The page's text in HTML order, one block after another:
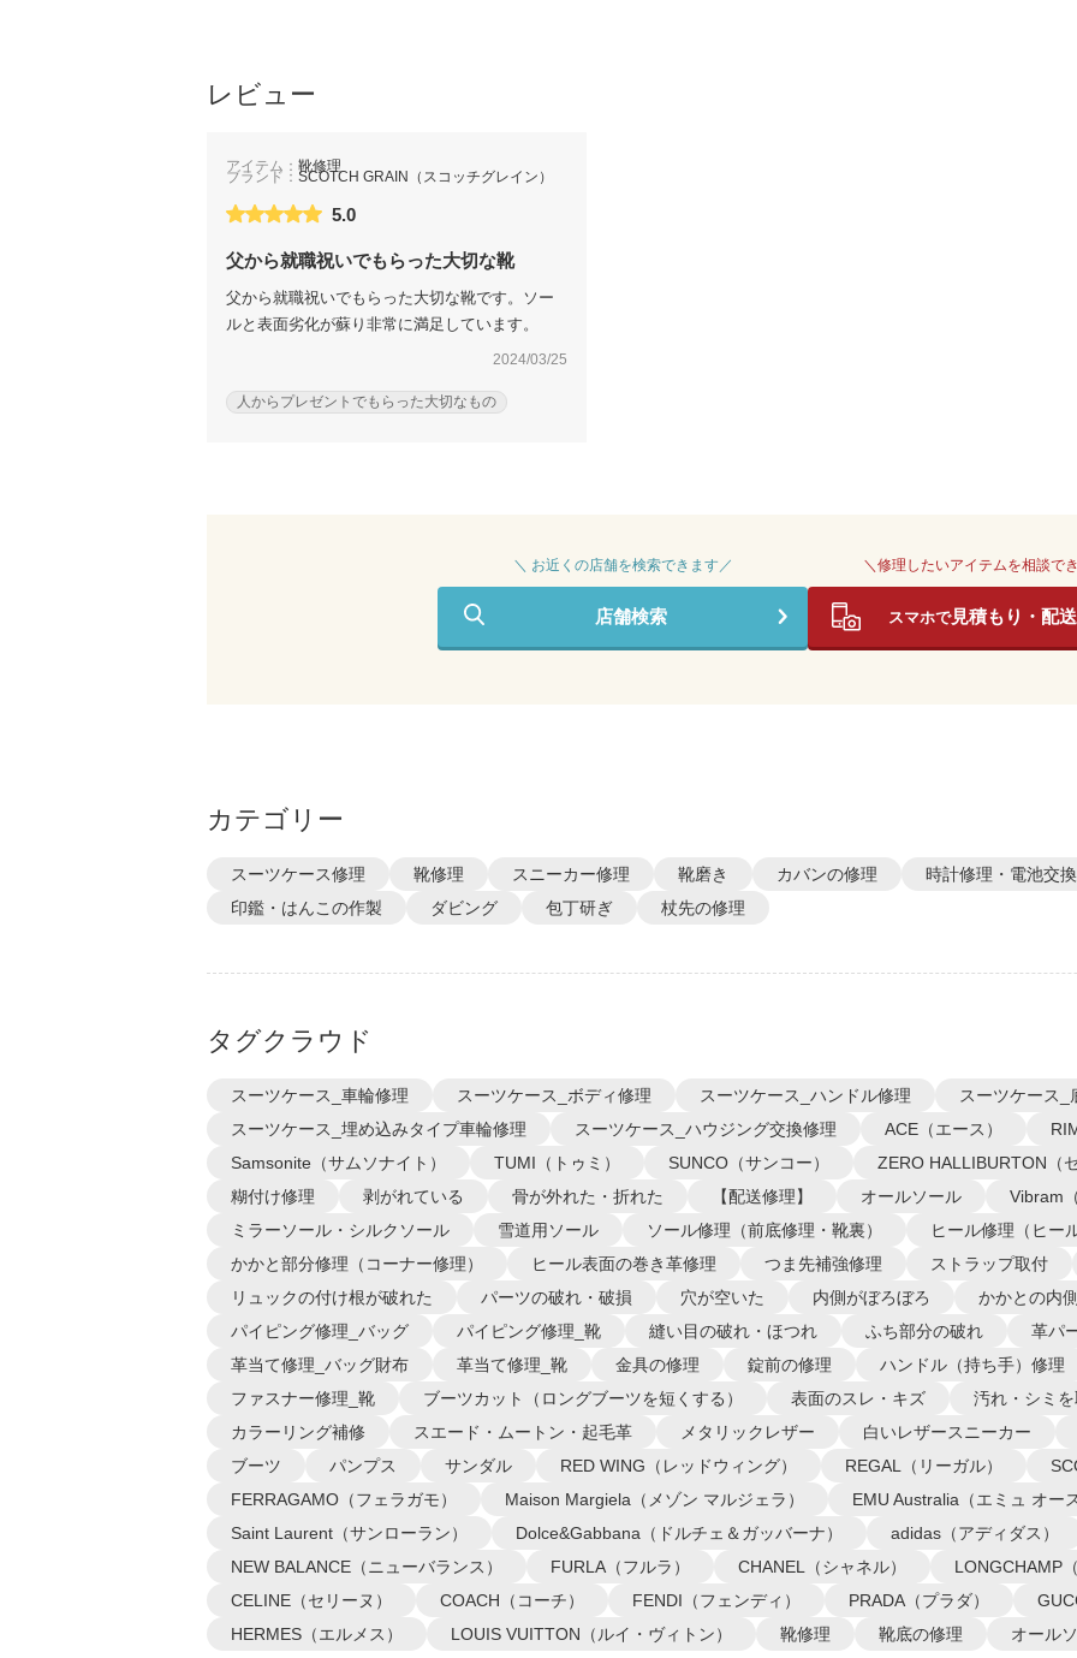
レビュー
アイテム： 靴修理
ブランド： SCOTCH GRAIN（スコッチグレイン）
5.0
父から就職祝いでもらった大切な靴
父から就職祝いでもらった大切な靴です。ソー
ルと表面劣化が蘇り非常に満足しています。
2024/03/25
人からプレゼントでもらった大切なもの
＼修理したいアイテムを相談で
スマホで見積もり・配
＼ お近くの店舗を検索できます／
店舗検索
カテゴリー
スーツケース修理 靴修理 スニーカー修理 靴磨き カバンの修理
時計修理・電池交換
印鑑・はんこの作製
ダビング 包丁研ぎ 杖先の修理
タグクラウド
スーツケース_車輪修理 スーツケース_ボディ修理 スーツケース_ハンドル修理
スーツケース_
スーツケース_埋め込みタイプ車輪修理
スーツケース_ハウジング交換修理 ACE（エース）
Samsonite（サムソナイト）
TUMI（トゥミ） SUNCO（サンコー）
ZERO HALLIBURTON（
糊付け修理
剥がれている 骨が外れた・折れた 【配送修理】 オールソール
Vibram
ミラーソール・シルクソール
雪道用ソール ソール修理（前底修理・靴裏）
ヒール修理（ヒー
かかと部分修理（コーナー修理）
ヒール表面の巻き革修理 つま先補強修理
ストラップ取付
リュックの付け根が破れた
パーツの破れ・破損 穴が空いた 内側がぼろぼろ
かかとの内
パイピング修理_バッグ
パイピング修理_靴 縫い目の破れ・ほつれ ふち部分の破れ
革パ
革当て修理_バッグ財布
革当て修理_靴 金具の修理 錠前の修理
ハンドル（持ち手）修理
ファスナー修理_靴
ブーツカット（ロングブーツを短くする） 表面のスレ・キズ
汚れ・シミ
カラーリング補修
スエード・ムートン・起毛革 メタリックレザー
白いレザースニーカー
ブーツ
パンプス サンダル RED WING（レッドウィング） REGAL（リーガル）
FERRAGAMO（フェラガモ）
Maison Margiela（メゾン マルジェラ）
EMU Australia（エミュ オー
Saint Laurent（サンローラン）
Dolce&Gabbana（ドルチェ＆ガッバーナ）
adidas（アディダス）
NEW BALANCE（ニューバランス）
FURLA（フルラ） CHANEL（シャネル）
LONGCHAMP
CELINE（セリーヌ）
COACH（コーチ） FENDI（フェンディ） PRADA（プラダ）
HERMES（エルメス）
LOUIS VUITTON（ルイ・ヴィトン） 靴修理 靴底の修理 オール